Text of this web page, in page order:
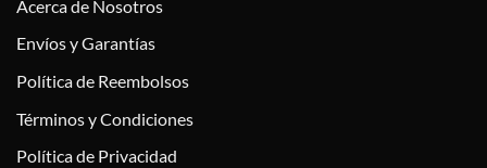
Acerca de Nosotros
Envíos y Garantías
Política de Reembolsos
Términos y Condiciones
Política de Privacidad